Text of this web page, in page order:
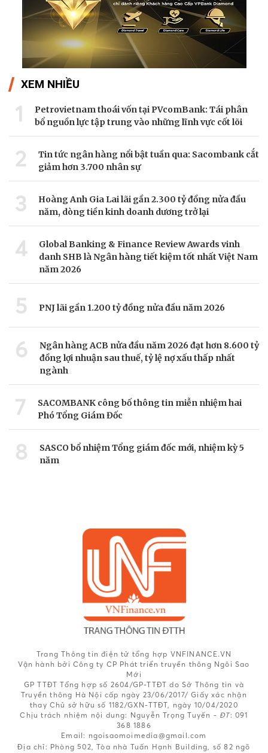
XEM NHIỀU
1
Petrovietnam thoái vốn tại PVcomBank: Tái phân
bổ nguồn lực tập trung vào những lĩnh vực cốt lõi
2
Tin tức ngân hàng nổi bật tuần qua: Sacombank cắt
giảm hơn 3.700 nhân sự
3
Hoàng Anh Gia Lai lãi gần 2.300 tỷ đồng nửa đầu
năm, dòng tiền kinh doanh dương trở lại
4
Global Banking & Finance Review Awards vinh
danh SHB là Ngân hàng tiết kiệm tốt nhất Việt Nam
năm 2026
5 PNJ lãi gần 1.200 tỷ đồng nửa đầu năm 2026
6
Ngân hàng ACB nửa đầu năm 2026 đạt hơn 8.600 tỷ
đồng lợi nhuận sau thuế, tỷ lệ nợ xấu thấp nhất
ngành
7
SACOMBANK công bố thông tin miễn nhiệm hai
Phó Tổng Giám Đốc
8
SASCO bổ nhiệm Tổng giám đốc mới, nhiệm kỳ 5
năm
Trang Thông tin điện tử tổng hợp VNFINANCE.VN
Vận hành bởi Công ty CP Phát triển truyền thông Ngôi Sao
Mới
GP TTĐT Tổng hợp số 2604/GP-TTĐT do Sở Thông tin và
Truyền thông Hà Nội cấp ngày 23/06/2017/ Giấy xác nhận
thay Chủ sở hữu số 1182/GXN-TTĐT, ngày 10/04/2020
Chịu trách nhiệm nội dung: Nguyễn Trọng Tuyến - ĐT: 091
368 1886
Email: ngoisaomoimedia@gmail.com
Địa chỉ: Phòng 502, Tòa nhà Tuấn Hạnh Building, số 82 ngõ